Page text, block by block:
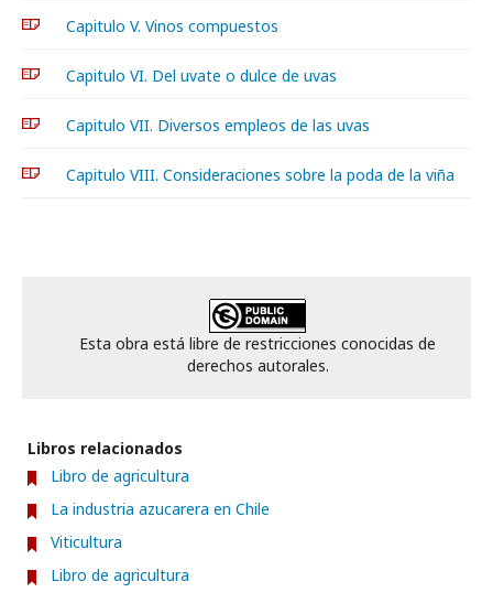
Capitulo V. Vinos compuestos
Capitulo VI. Del uvate o dulce de uvas
Capitulo VII. Diversos empleos de las uvas
Capitulo VIII. Consideraciones sobre la poda de la viña
Esta obra está libre de restricciones conocidas de
derechos autorales.
Libros relacionados
Libro de agricultura
La industria azucarera en Chile
Viticultura
Libro de agricultura